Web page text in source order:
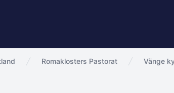
Romaklosters Pastorat Vänge